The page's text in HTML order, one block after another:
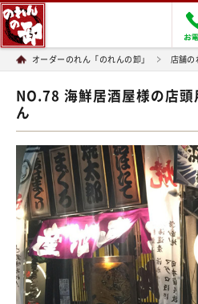
オーダーのれん「のれんの卸」 店舗の
NO.78 海鮮居酒屋様の店
ん